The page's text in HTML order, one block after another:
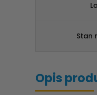
Stan
Opis